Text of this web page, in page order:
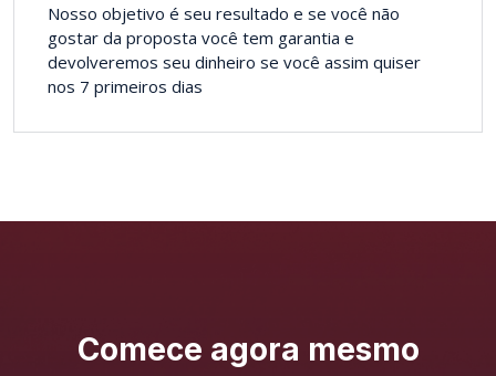
Nosso objetivo é seu resultado e se você não
gostar da proposta você tem garantia e
devolveremos seu dinheiro se você assim quiser
nos 7 primeiros dias
Comece agora mesmo